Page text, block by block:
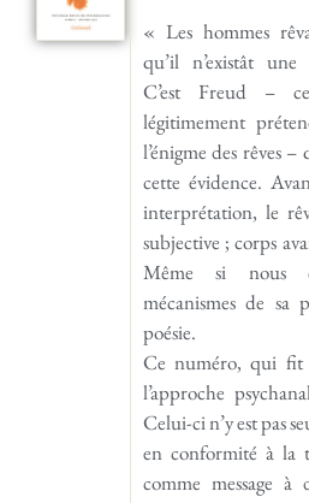
« Les hommes
qu’il n’existât une
C’est Freud –
légitimement
l’énigme des rêves
cette évidence.
interprétation, le
subjective ; corps
Même si nous
mécanismes de sa
poésie.
Ce numéro, qui fit
l’approche
Celui-ci n’y est pas
en conformité à la
comme message